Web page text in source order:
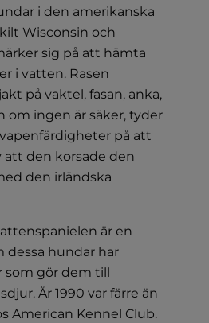
i den amerikanska
Wisconsin och
sig på att hämta
i vatten. Rasen
på vaktel, fasan, anka,
om ingen är säker, tyder
på att
att den korsade den
den irländska
är en
dessa hundar har
som gör dem till
År 1990 var färre än
American Kennel Club.